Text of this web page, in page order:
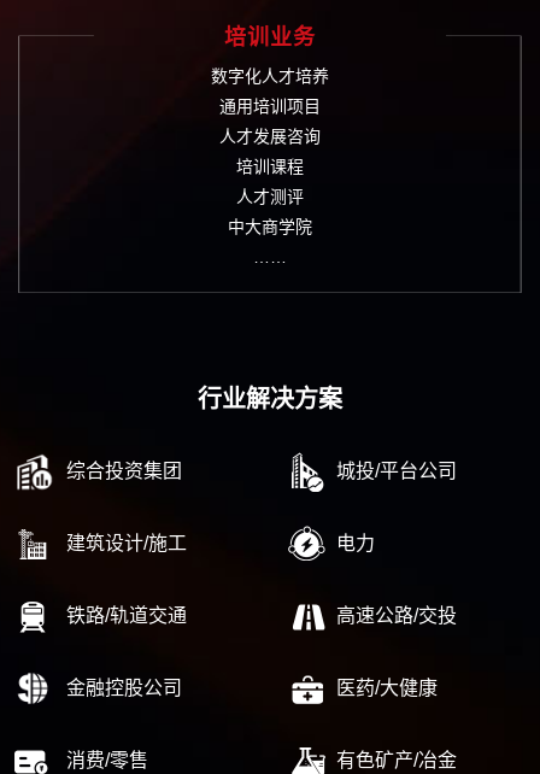
培训业务
数字化人才培养
通用培训项目
人才发展咨询
培训课程
人才测评
中大商学院
行业解决方案
综合投资集团 城投/平台公司
建筑设计/施工 电力
铁路/轨道交通 高速公路/交投
金融控股公司 医药/大健康
消费/零售 有色矿产/冶金